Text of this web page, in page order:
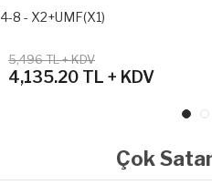
8 - X2+UMF(X1)
5,496 TL + KDV
4,135.20 TL + KDV
Çok